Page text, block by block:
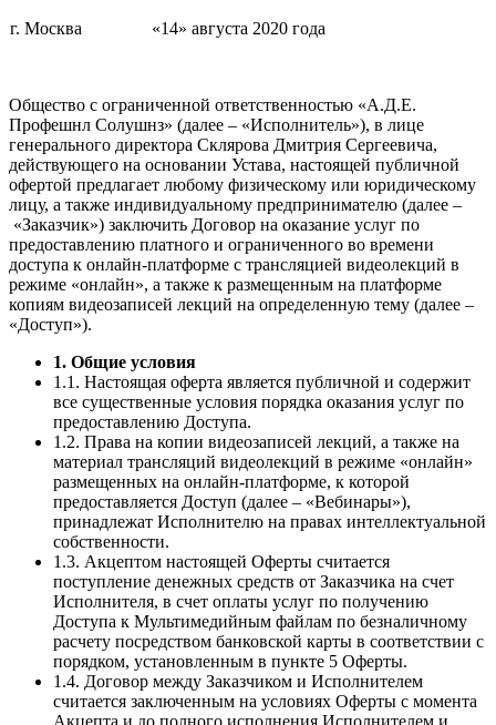
г. Москва «14» августа 2020 года
Общество с ограниченной ответственностью «А.Д.Е.
Профешнл Солушнз» (далее – «Исполнитель»), в лице
генерального директора Склярова Дмитрия Сергеевича,
действующего на основании Устава, настоящей публичной
офертой предлагает любому физическому или юридическому
лицу, а также индивидуальному предпринимателю (далее –
«Заказчик») заключить Договор на оказание услуг по
предоставлению платного и ограниченного во времени
доступа к онлайн-платформе с трансляцией видеолекций в
режиме «онлайн», а также к размещенным на платформе
копиям видеозаписей лекций на определенную тему (далее –
«Доступ»).
1. Общие условия
1.1. Настоящая оферта является публичной и содержит
все существенные условия порядка оказания услуг по
предоставлению Доступа.
1.2. Права на копии видеозаписей лекций, а также на
материал трансляций видеолекций в режиме «онлайн»
размещенных на онлайн-платформе, к которой
предоставляется Доступ (далее – «Вебинары»),
принадлежат Исполнителю на правах интеллектуальной
собственности.
1.3. Акцептом настоящей Оферты считается
поступление денежных средств от Заказчика на счет
Исполнителя, в счет оплаты услуг по получению
Доступа к Мультимедийным файлам по безналичному
расчету посредством банковской карты в соответствии с
порядком, установленным в пункте 5 Оферты.
1.4. Договор между Заказчиком и Исполнителем
считается заключенным на условиях Оферты с момента
Акцепта и до полного исполнения Исполнителем и